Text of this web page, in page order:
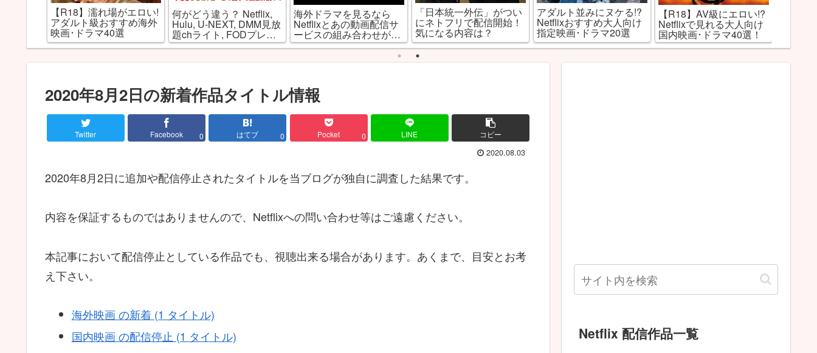
【R18】濡れ場がエロい!
アダルト級おすすめ海外
映画･ドラマ40選
何がどう違う？ Netflix,
Hulu, U-NEXT, DMM見放
題chライト, FODプレミ
アムを徹底比較！
海外ドラマを見るなら
Netflixとあの動画配信サ
ービスの組み合わせが最
強な理由とは!?
「日本統一外伝」がつい
にネトフリで配信開始！
気になる内容は？
アダルト並みにヌケる!?
Netflixおすすめ大人向け
指定映画･ドラマ20選
【R18】AV級にエロい!?
Netflixで見れる大人向け
国内映画･ドラマ40選！
最強だ
2020年8月2日の新着作品タイトル情報
Twitter Facebook 0 はてブ 0 Pocket 0 LINE コピー
2020.08.03
2020年8月2日に追加や配信停止されたタイトルを当ブログが独自に調査した結果です。
内容を保証するものではありませんので、Netflixへの問い合わせ等はご遠慮ください。
本記事において配信停止としている作品でも、視聴出来る場合があります。あくまで、目安とお考
え下さい。
海外映画 の新着 (1 タイトル)
国内映画 の配信停止 (1 タイトル)
Netflix 配信作品一覧